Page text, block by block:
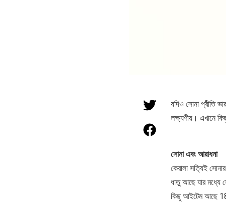
যদিও সোনা প্রীতি
লক্ষ্যণীয়। এখানে
সোনা এবং আরাধনা
কেরালা সত্যিই
ধাতু আছে যার মধ্যে
কিছু আইটেম আছে 18